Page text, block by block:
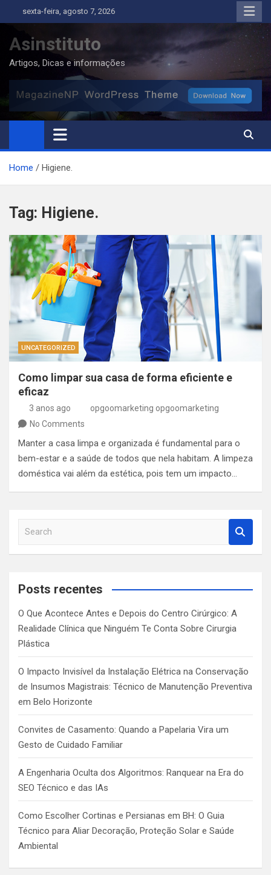
to
content
sexta-feira, agosto 7, 2026
Asinstituto
Artigos, Dicas e informações
Home Higiene.
Tag: Higiene.
UNCATEGORIZED
Como limpar sua casa de forma eficiente e
eficaz
3 anos ago
opgoomarketing opgoomarketing
No Comments
Manter a casa limpa e organizada é fundamental para o
bem-estar e a saúde de todos que nela habitam. A limpeza
doméstica vai além da estética, pois tem um impacto…
a
c
Posts recentes
O Que Acontece Antes e Depois do Centro Cirúrgico: A
Realidade Clínica que Ninguém Te Conta Sobre Cirurgia
Plástica
O Impacto Invisível da Instalação Elétrica na Conservação
de Insumos Magistrais: Técnico de Manutenção Preventiva
em Belo Horizonte
Convites de Casamento: Quando a Papelaria Vira um
Gesto de Cuidado Familiar
A Engenharia Oculta dos Algoritmos: Ranquear na Era do
SEO Técnico e das IAs
Como Escolher Cortinas e Persianas em BH: O Guia
Técnico para Aliar Decoração, Proteção Solar e Saúde
Ambiental